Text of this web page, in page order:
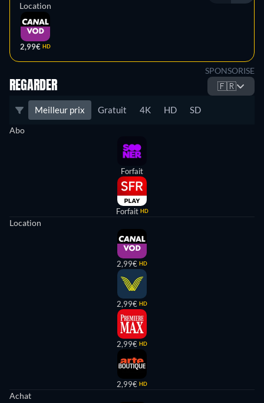
Location
2,99€ HD
SPONSORISE
REGARDER 🇫🇷
Meilleur prix Gratuit 4K HD SD
Abo
Forfait
Forfait HD
Location
2,99€ HD
2,99€ HD
2,99€ HD
2,99€ HD
Achat